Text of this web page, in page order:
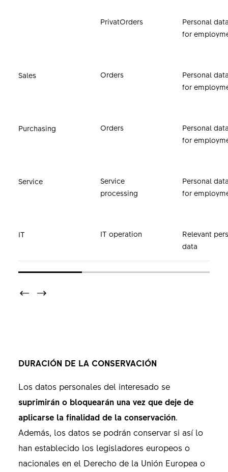
PrivatOrders
Personal
for
Sales Orders
Personal
for
Purchasing Orders
Personal
for
Service
Service
processing
Personal
for
IT IT operation
Relevant
data
DURACIÓN DE LA CONSERVACIÓN
Los datos personales del interesado se
suprimirán o bloquearán una vez que deje de
aplicarse la finalidad de la conservación.
Además, los datos se podrán conservar si así lo
han establecido los legisladores europeos o
nacionales en el Derecho de la Unión Europea o